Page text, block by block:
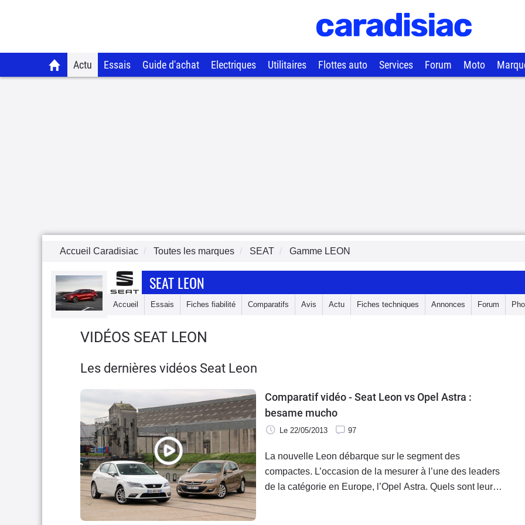
Actu Essais Guide d'achat Electriques Utilitaires Flottes auto Services Forum Moto
Accueil Caradisiac Toutes les marques SEAT Gamme LEON
SEAT LEON
Accueil Essais Fiches fiabilité Comparatifs Avis Actu Fiches techniques Annonces Forum
VIDÉOS SEAT LEON
Les dernières vidéos Seat Leon
Comparatif vidéo - Seat Leon vs Opel Astra :
besame mucho
Le 22/05/2013 97
La nouvelle Leon débarque sur le segment des
compactes. L’occasion de la mesurer à l’une des leaders
de la catégorie en Europe, l’Opel Astra. Quels sont leurs